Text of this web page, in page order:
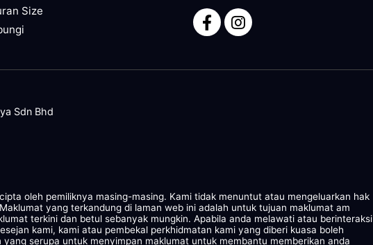
Size
Sdn Bhd
oleh pemiliknya masing-masing. Kami tidak menuntut atau mengeluarkan hak
yang terkandung di laman web ini adalah untuk tujuan maklumat am
terkini dan betul sebanyak mungkin. Apabila anda melawati atau berinteraksi
kami, kami atau pembekal perkhidmatan kami yang diberi kuasa boleh
serupa untuk menyimpan maklumat untuk membantu memberikan anda